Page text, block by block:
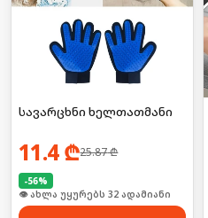
სავარცხნი ხელთათმანი
11.4₾25.87₾
-56%
🛒 ბოლო 24სთ-ში იყიდა 43-მა